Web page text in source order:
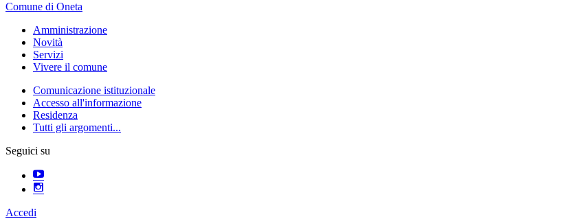
Comune di Oneta
Amministrazione
Novità
Servizi
Vivere il comune
Comunicazione istituzionale
Accesso all'informazione
Residenza
Tutti gli argomenti...
Seguici su
Accedi